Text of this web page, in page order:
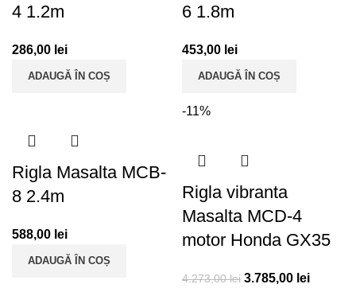
4 1.2m
286,00 lei
ADAUGĂ ÎN COȘ
6 1.8m
453,00 lei
ADAUGĂ ÎN COȘ
Rigla Masalta MCB-
8 2.4m
588,00 lei
ADAUGĂ ÎN COȘ
-11%
Rigla vibranta
Masalta MCD-4
motor Honda GX35
4.273,00lei 3.785,00 lei